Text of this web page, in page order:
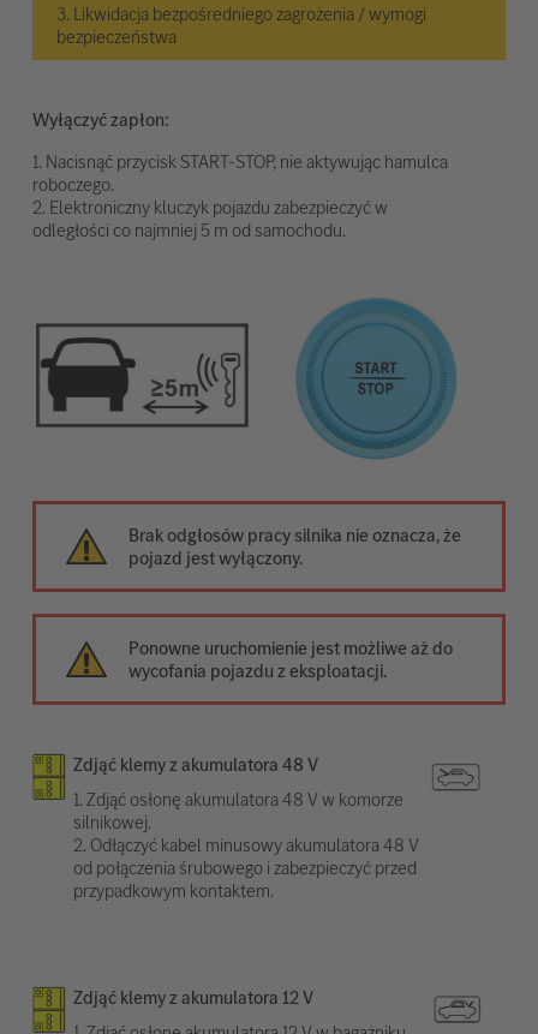
3. Likwidacja bezpośredniego zagrożenia / wymogi
bezpieczeństwa
Wyłączyć zapłon:
1. Nacisnąć przycisk START-STOP, nie aktywując hamulca
roboczego.
2. Elektroniczny kluczyk pojazdu zabezpieczyć w
odległości co najmniej 5 m od samochodu.
Brak odgłosów pracy silnika nie oznacza, że
pojazd jest wyłączony.
Ponowne uruchomienie jest możliwe aż do
wycofania pojazdu z eksploatacji.
Zdjąć klemy z akumulatora 48 V
1. Zdjąć osłonę akumulatora 48 V w komorze
silnikowej.
2. Odłączyć kabel minusowy akumulatora 48 V
od połączenia śrubowego i zabezpieczyć przed
przypadkowym kontaktem.
Zdjąć klemy z akumulatora 12 V